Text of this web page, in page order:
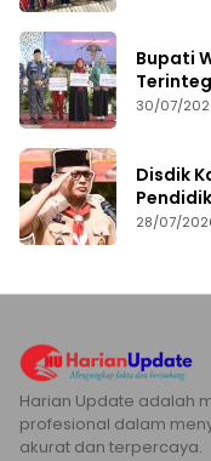
Bupati
Prestasi
30/07/
Disdik
2026
28/07/
Harian Update adalah
profesional dalam
akurat dan terpercaya.